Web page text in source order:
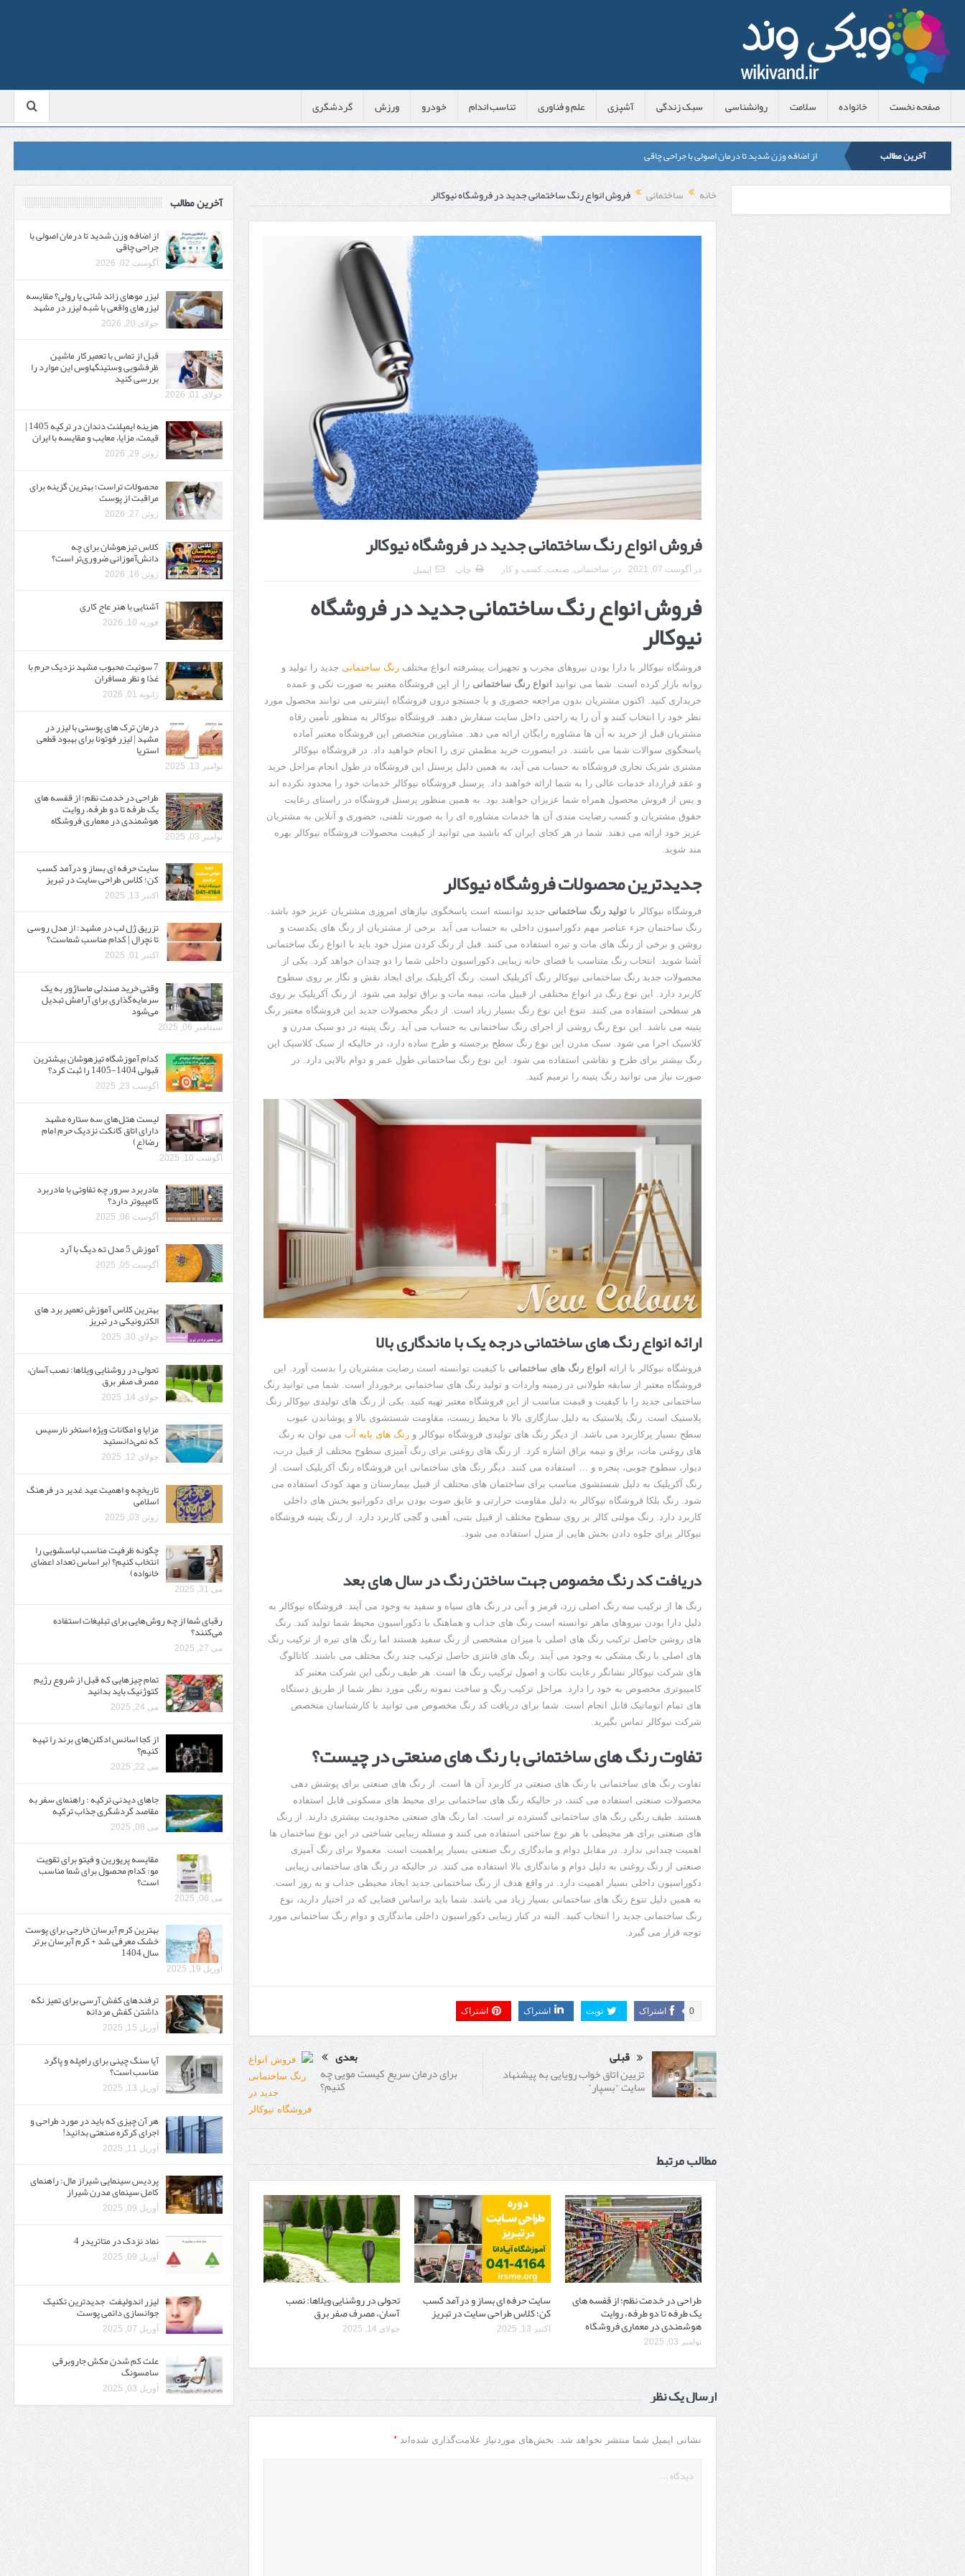
صفحه نخست خانواده سلامت روانشناسی سبک زندگی آشپزی علم و فناوری تناسب اندام خودرو ورزش گردشگری
آخرین مطالب
از اضافه وزن شدید تا درمان اصولی با جراحی چاقی
لیزر موهای زائد شاتی یا رولی؟ مقایسه لیزرهای واقعی با شبه‌ لیزر در مشهد
قبل از تماس با تعمیرکار ماشین ظرفشویی وستینگهاوس این موارد را بررسی کنید
هزینه ایمپلنت دندان در ترکیه 1405 | قیمت، مزایا، معایب و مقایسه با ایران
محصولات تراست؛ بهترین گزینه برای مراقبت از پوست
کلاس تیزهوشان برای چه دانش‌آموزانی ضروری‌تر است؟
آشنایی با هنر عاج کاری
7 سوئیت محبوب مشهد نزدیک حرم با غذا و نظر مسافران
درمان ترک های پوستی با لیزر در مشهد | لیزر فوتونا برای بهبود قطعی استریا
طراحی در خدمت نظم؛ از قفسه ‌های یک‌ طرفه تا دو طرفه، روایت هوشمندی در معماری فروشگاه
خانه ساختمانی فروش انواع رنگ ساختمانی جدید در فروشگاه نیوکالر
فروش انواع رنگ ساختمانی جدید در فروشگاه نیوکالر
در آگوست 07, 2021 در: ساختمانی, صنعت, کسب و کار چاپ ایمیل
فروش انواع رنگ ساختمانی جدید در فروشگاه
نیوکالر
فروشگاه نیوکالر با دارا بودن نیروهای مجرب و تجهیزات پیشرفته انواع مختلف رنگ ساختمانی جدید را تولید و
روانه بازار کرده است. شما می توانید
انواع رنگ ساختمانی را از این فروشگاه معتبر به صورت تکی و عمده
خریداری کنید. اکنون مشتریان بدون مراجعه حضوری و با جستجو درون فروشگاه اینترنتی می توانند محصول مورد
نظر خود را انتخاب کنند و آن را به راحتی داخل سایت سفارش دهند. فروشگاه نیوکالر به منظور تأمین رفاه
مشتریان قبل از خرید به آن ها مشاوره رایگان ارائه می دهد. مشاورین متخصص این فروشگاه معتبر آماده
پاسخگوی سوالات شما می باشند. در اینصورت خرید مطمئن تری را انجام خواهید داد. در فروشگاه نیوکالر
مشتری شریک تجاری فروشگاه به حساب می آید، به همین دلیل پرسنل این فروشگاه در طول انجام مراحل خرید
و عقد قرارداد خدمات عالی را به شما ارائه خواهند داد. پرسنل فروشگاه نیوکالر خدمات خود را محدود نکرده اند
و پس از فروش محصول همراه شما عزیزان خواهند بود. به همین منظور پرسنل فروشگاه در راستای رعایت
حقوق مشتریان و کسب رضایت مندی آن ها خدمات مشاوره ای را به صورت تلفنی، حضوری و آنلاین به مشتریان
عزیز خود ارائه می دهند. شما در هر کجای ایران که باشید می توانید از کیفیت محصولات فروشگاه نیوکالر بهره
مند شوید.
جدیدترین محصولات فروشگاه نیوکالر
فروشگاه نیوکالر با تولید رنگ ساختمانی جدید توانسته است پاسخگوی نیازهای امروزی مشتریان عزیز خود باشد.
رنگ ساختمان جزء عناصر مهم دکوراسیون داخلی به حساب می آید. برخی از مشتریان از رنگ های یکدست و
روشن و برخی از رنگ های مات و تیره استفاده می کنند. قبل از رنگ کردن منزل خود باید با انواع رنگ ساختمانی
آشنا شوید. انتخاب رنگ متناسب با فضای خانه زیبایی دکوراسیون داخلی شما را دو چندان خواهد کرد. یکی از
محصولات جدید رنگ ساختمانی نیوکالر رنگ آکریلیک است. رنگ آکریلیک برای ایجاد نقش و نگار بر روی سطوح
کاربرد دارد. این نوع رنگ در انواع مختلفی از قبیل مات، نیمه مات و براق تولید می شود. از رنگ آکریلیک بر روی
هر سطحی استفاده می کنند. تنوع این نوع رنگ بسیار زیاد است. از دیگر محصولات جدید این فروشگاه معتبر رنگ
پتینه می باشد. این نوع رنگ روشی از اجرای رنگ ساختمانی به حساب می آید. رنگ پتینه در دو سبک مدرن و
کلاسیک اجرا می شود. سبک مدرن این نوع رنگ سطح برجسته و طرح ساده دارد، در حالیکه از سبک کلاسیک این
رنگ بیشتر برای طرح و نقاشی استفاده می شود. این نوع رنگ ساختمانی طول عمر و دوام بالایی دارد. در
صورت نیاز می توانید رنگ پتینه را ترمیم کنید.
ارائه انواع رنگ های ساختمانی درجه یک با ماندگاری بالا
فروشگاه نیوکالر با ارائه انواع رنگ های ساختمانی با کیفیت توانسته است رضایت مشتریان را بدست آورد. این
فروشگاه معتبر از سابقه طولانی در زمینه واردات و تولید رنگ های ساختمانی برخوردار است. شما می توانید رنگ
ساختمانی جدید را با کیفیت و قیمت مناسب از این فروشگاه معتبر تهیه کنید. یکی از رنگ های تولیدی نیوکالر رنگ
پلاستیک است. رنگ پلاستیک به دلیل سازگاری بالا با محیط زیست، مقاومت شستشوی بالا و پوشاندن عیوب
سطح بسیار پرکاربرد می باشد. از دیگر رنگ های تولیدی فروشگاه نیوکالر و رنگ های پایه آب می توان به رنگ
های روغنی مات، براق و نیمه براق اشاره کرد. از رنگ های روغنی برای رنگ آمیزی سطوح مختلف از قبیل درب،
دیوار، سطوح چوبی، پنجره و … استفاده می کنند. دیگر رنگ های ساختمانی این فروشگاه رنگ آکریلیک است. از
رنگ آکریلیک به دلیل شستشوی مناسب برای ساختمان های مختلف از قبیل بیمارستان و مهد کودک استفاده می
شود. رنگ بلکا فروشگاه نیوکالر به دلیل مقاومت حرارتی و عایق صوت بودن برای دکوراتیو بخش های داخلی
کاربرد دارد. رنگ مولتی کالر بر روی سطوح مختلف از قبیل بتنی، آهنی و گچی کاربرد دارد. از رنگ پتینه فروشگاه
نیوکالر برای جلوه دادن بخش هایی از منزل استفاده می شود.
دریافت کد رنگ مخصوص جهت ساختن رنگ در سال های بعد
رنگ ها از ترکیب سه رنگ اصلی زرد، قرمز و آبی در رنگ های سیاه و سفید به وجود می آیند. فروشگاه نیوکالر به
دلیل دارا بودن نیروهای ماهر توانسته است رنگ های جذاب و هماهنگ با دکوراسیون محیط شما تولید کند. رنگ
های روشن حاصل ترکیب رنگ های اصلی با میزان مشخصی از رنگ سفید هستند اما رنگ های تیره از ترکیب رنگ
های اصلی با رنگ مشکی به وجود می آیند. رنگ های فانتزی حاصل ترکیب چند رنگ مختلف می باشند. کاتالوگ
های شرکت نیوکالر نشانگر رعایت نکات و اصول ترکیب رنگ ها است. هر طیف رنگی این شرکت معتبر کد
کامپیوتری مخصوص به خود را دارد. مراحل ترکیب رنگ و ساخت نمونه رنگی مورد نظر شما از طریق دستگاه
های تمام اتوماتیک قابل انجام است. شما برای دریافت کد رنگ مخصوص می توانید با کارشناسان متخصص
شرکت نیوکالر تماس بگیرید.
تفاوت رنگ های ساختمانی با رنگ های صنعتی در چیست؟
تفاوت رنگ های ساختمانی با رنگ های صنعتی در کاربرد آن ها است. از رنگ های صنعتی برای پوشش دهی
محصولات صنعتی استفاده می کنند، در حالیکه رنگ های ساختمانی برای محیط های مسکونی قابل استفاده
هستند. طیف رنگی رنگ های ساختمانی گسترده تر است. اما رنگ های صنعتی محدودیت بیشتری دارند. از رنگ
های صنعتی برای هر محیطی با هر نوع ساختی استفاده می کنند و مسئله زیبایی شناختی در این نوع ساختمان ها
اهمیت چندانی ندارد. در مقابل دوام و ماندگاری رنگ صنعتی بسیار پراهمیت است. معمولا برای رنگ آمیزی
صنعتی از رنگ روغنی به دلیل دوام و ماندگاری بالا استفاده می کنند. در حالیکه در رنگ های ساختمانی زیبایی
دکوراسیون داخلی بسیار اهمیت دارد. در واقع هدف از رنگ ساختمانی جدید ایجاد محیطی جذاب و به روز است.
به همین دلیل تنوع رنگ های ساختمانی بسیار زیاد می باشد. شما باید براساس فضایی که در اختیار دارید، نوع
رنگ ساختمانی جدید را انتخاب کنید. البته در کنار زیبایی دکوراسیون داخلی ماندگاری و دوام رنگ ساختمانی مورد
توجه قرار می گیرد.
اشتراک 0 تویت اشتراک اشتراک
قبلی
تزیین اتاق خواب رویایی به پیشنهاد
سایت “بسپار”
بعدی
برای درمان سریع کیست مویی چه
کنیم؟
مطالب مرتبط
طراحی در خدمت نظم؛ از قفسه ‌های
یک‌ طرفه تا دو طرفه، روایت
هوشمندی در معماری فروشگاه
نوامبر 03, 2025
سایت حرفه ‌ای بساز و درآمد کسب
کن؛ کلاس طراحی سایت در تبریز
اکتبر 13, 2025
تحولی در روشنایی ویلاها: نصب
آسان، مصرف صفر برق
جولای 14, 2025
ارسال یک نظر
نشانی ایمیل شما منتشر نخواهد شد. بخش‌های موردنیاز علامت‌گذاری شده‌اند *
آخرین مطالب
از اضافه وزن شدید تا درمان اصولی با
جراحی چاقی
آگوست 02, 2026
لیزر موهای زائد شاتی یا رولی؟ مقایسه
لیزرهای واقعی با شبه‌ لیزر در مشهد
جولای 20, 2026
قبل از تماس با تعمیرکار ماشین
ظرفشویی وستینگهاوس این موارد را
بررسی کنید
جولای 01, 2026
هزینه ایمپلنت دندان در ترکیه 1405 |
قیمت، مزایا، معایب و مقایسه با ایران
ژوئن 29, 2026
محصولات تراست؛ بهترین گزینه برای
مراقبت از پوست
ژوئن 27, 2026
کلاس تیزهوشان برای چه
دانش‌آموزانی ضروری‌تر است؟
ژوئن 16, 2026
آشنایی با هنر عاج کاری
فوریه 10, 2026
7 سوئیت محبوب مشهد نزدیک حرم با
غذا و نظر مسافران
ژانویه 01, 2026
درمان ترک های پوستی با لیزر در
مشهد | لیزر فوتونا برای بهبود قطعی
استریا
نوامبر 13, 2025
طراحی در خدمت نظم؛ از قفسه ‌های
یک‌ طرفه تا دو طرفه، روایت
هوشمندی در معماری فروشگاه
نوامبر 03, 2025
سایت حرفه ‌ای بساز و درآمد کسب
کن؛ کلاس طراحی سایت در تبریز
اکتبر 13, 2025
تزریق ژل لب در مشهد: از مدل روسی
تا نچرال | کدام مناسب شماست؟
اکتبر 01, 2025
وقتی خرید صندلی ماساژور به یک
سرمایه‌گذاری برای آرامش تبدیل
می‌شود
سپتامبر 06, 2025
کدام آموزشگاه تیزهوشان بیشترین
قبولی 1404-1405 را ثبت کرد؟
آگوست 23, 2025
لیست هتل‌های سه ستاره مشهد
دارای اتاق کانکت نزدیک حرم امام
رضا(ع)
آگوست 10, 2025
مادربرد سرور چه تفاوتی با مادربرد
کامپیوتر دارد؟
آگوست 06, 2025
آموزش 5 مدل ته دیگ با آرد
آگوست 05, 2025
بهترین کلاس آموزش تعمیر برد های
الکترونیکی در تبریز
جولای 30, 2025
تحولی در روشنایی ویلاها: نصب آسان،
مصرف صفر برق
جولای 14, 2025
مزایا و امکانات ویژه استخر نارسیس
که نمی‌دانستید
جولای 12, 2025
تاریخچه و اهمیت عید غدیر در فرهنگ
اسلامی
ژوئن 03, 2025
چگونه ظرفیت مناسب لباسشویی را
انتخاب کنیم؟ (بر اساس تعداد اعضای
خانواده)
می 31, 2025
رقبای شما از چه روش‌هایی برای تبلیغات استفاده
می‌کنند؟
می 27, 2025
تمام چیزهایی که قبل از شروع رژیم
کتوژنیک باید بدانید‎
می 24, 2025
از کجا اسانس ادکلن‌های برند را تهیه
کنیم؟
می 22, 2025
جاهای دیدنی ترکیه : راهنمای سفر به
مقاصد گردشگری جذاب ترکیه
می 08, 2025
مقایسه پریورین و فیتو برای تقویت
مو: کدام محصول برای شما مناسب
است؟
می 06, 2025
بهترین کرم آبرسان خارجی برای پوست
خشک معرفی شد + کرم آبرسان برتر
سال 1404
آوریل 19, 2025
ترفندهای کفش آرسی برای تمیز نگه
داشتن کفش مردانه
آوریل 15, 2025
آیا سنگ چینی برای راه‌پله و پاگرد
مناسب است؟
آوریل 13, 2025
هر آن چیزی که باید در مورد طراحی و
اجرای کرکره صنعتی بدانید!
آوریل 11, 2025
پردیس سینمایی شیراز مال: راهنمای
کامل سینمای مدرن شیراز
آوریل 09, 2025
نماد نزدک در متاتریدر 4
آوریل 09, 2025
لیزر اندولیفت – جدیدترین تکنیک
جوانسازی دائمی پوست
آوریل 07, 2025
علت کم شدن مکش جاروبرقی
سامسونگ
آوریل 03, 2025